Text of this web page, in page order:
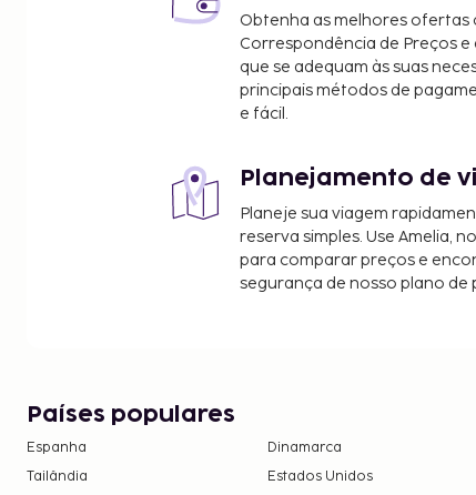
Obtenha as melhores ofertas
Correspondência de Preços
que se adequam às suas
principais métodos de
e fácil.
Planejamento de
Planeje sua viagem
reserva simples. Use Amelia,
para comparar preços e
segurança de nosso plano
Países populares
Espanha Dinamarca
Tailândia
Estados Unidos